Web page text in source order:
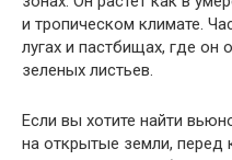
и тропическом климате.
лугах и пастбищах, где он
зеленых листьев.
Если вы хотите найти
на открытые земли,